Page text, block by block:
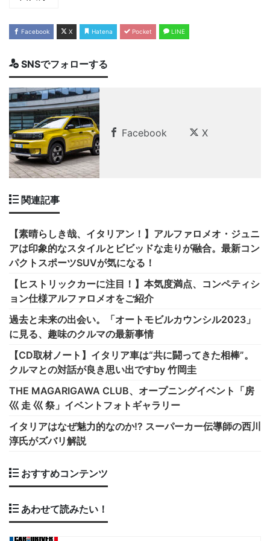
Facebook X Hatena Pocket LINE
SNSでフォローする
Facebook X
関連記事
【素晴らしき哉、イタリアン！】アルファロメオ・ジュニ
アは印象的なスタイルとビビッドな走りが融合。最新コン
パクトスポーツSUVが気になる！
【ヒストリックカーに注目！】本気度満点、コンペティシ
ョン仕様アルファロメオをご紹介
過去と未来の出会い。「オートモビルカウンシル2023」
に見る、趣味のクルマの最新事情
【CD取材ノート】イタリア車は“共に闘ってきた相棒”。
クルマとの対話が良き思い出ですby 竹岡圭
THE MAGARIGAWA CLUB、オープニングイベント「房
巛 走 巛 祭」イベントフォトギャラリー
イタリアはなぜ魅力的なのか!? スーパーカー伝導師の西川
淳氏がズバリ解説
おすすめコンテンツ
あわせて読みたい！